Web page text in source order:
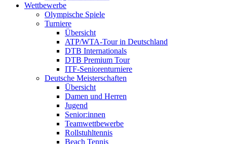
Wettbewerbe
Olympische Spiele
Turniere
Übersicht
ATP/WTA-Tour in Deutschland
DTB Internationals
DTB Premium Tour
ITF-Seniorenturniere
Deutsche Meisterschaften
Übersicht
Damen und Herren
Jugend
Senior:innen
Teamwettbewerbe
Rollstuhltennis
Beach Tennis